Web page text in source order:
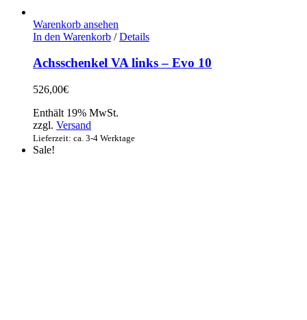
Warenkorb ansehen
In den Warenkorb / Details
Achsschenkel VA links – Evo 10
526,00€
Enthält 19% MwSt.
zzgl. Versand
Lieferzeit: ca. 3-4 Werktage
Sale!